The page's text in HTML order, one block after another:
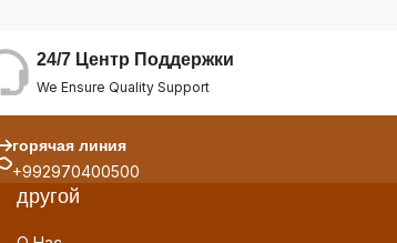
24/7 Центр Поддержки
We Ensure Quality Support
горячая линия
+992970400500
другой